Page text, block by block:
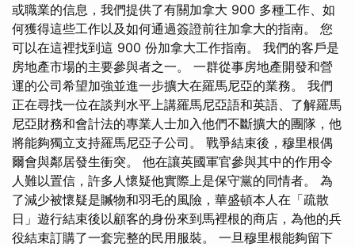
或職業的信息，我們提供了有關加拿大 900 多種工作、如
何獲得這些工作以及如何通過簽證前往加拿大的指南。 您
可以在這裡找到這 900 份加拿大工作指南。 我們的客戶是
房地產市場的主要參與者之一。 一群從事房地產開發和營
運的公司希望加強並進一步擴大在羅馬尼亞的業務。 我們
正在尋找一位在談判水平上講羅馬尼亞語和英語、了解羅馬
尼亞財務和會計法的專業人士加入他們不斷擴大的團隊，他
將能夠獨立支持羅馬尼亞子公司。 戰爭結束後，穆里根偶
爾會與鄰居發生衝突。 他在讓英國軍官參與其中的作用令
人難以置信，許多人懷疑他實際上是保守黨的同情者。 為
了減少被懷疑是贓物和羽毛的風險，華盛頓本人在「疏散
日」遊行結束後以顧客的身份來到馬裡根的商店，為他的兵
役結束訂購了一套完整的民用服裝。 一旦穆里根能夠留下